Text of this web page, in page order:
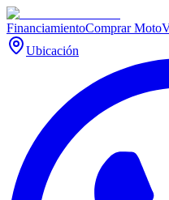
FinanciamientoComprar Moto
Ubicación